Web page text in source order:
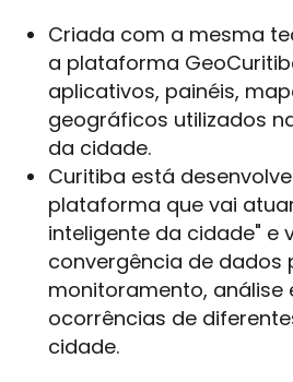
Criada com a mesma
a plataforma
aplicativos, painéis,
geográficos utilizados
da cidade.
Curitiba está
plataforma que vai
inteligente da cidade" e
convergência de dados
monitoramento, análise
ocorrências de
cidade.